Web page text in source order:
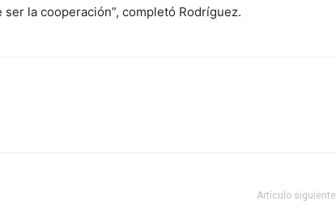
la cooperación”, completó Rodríguez.
Artículo siguiente